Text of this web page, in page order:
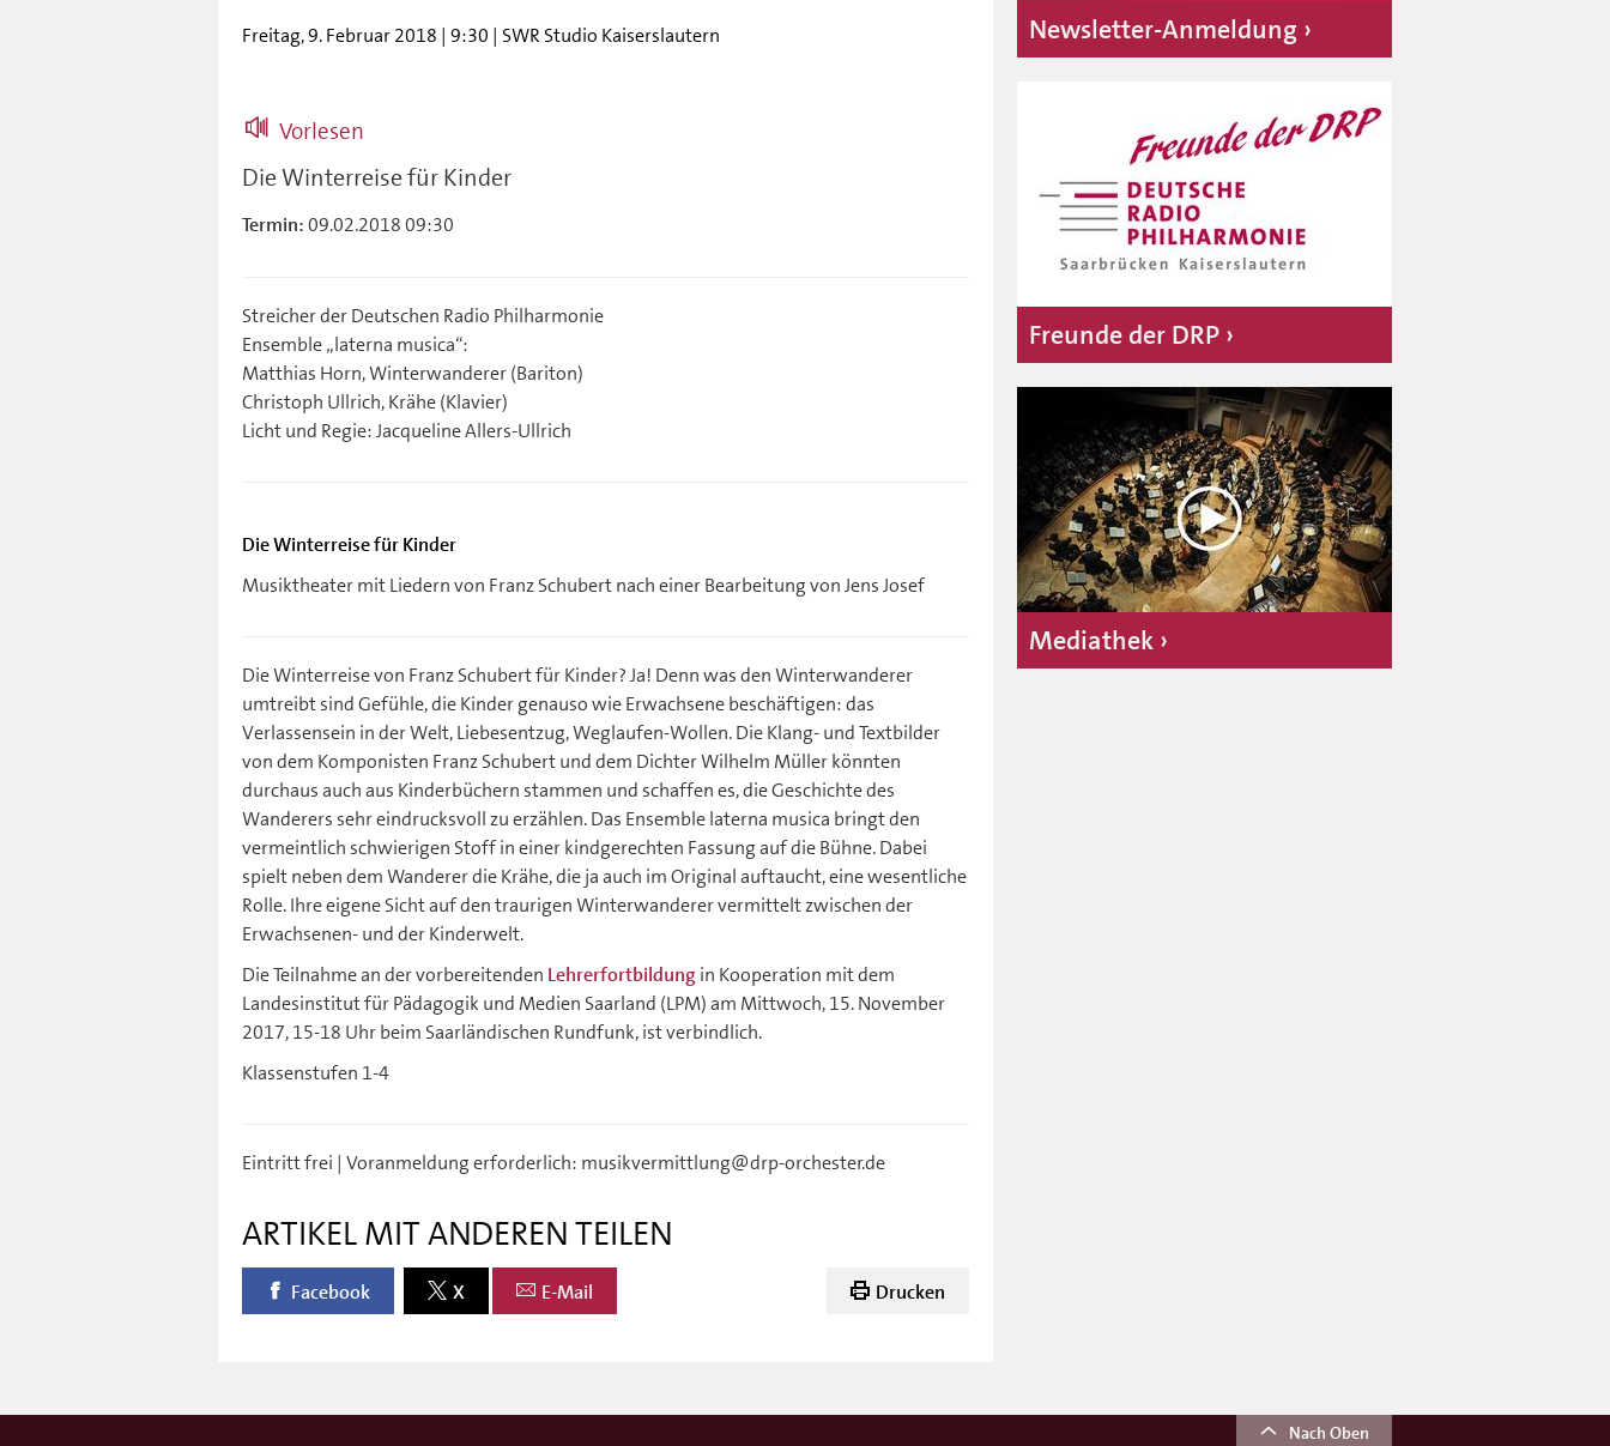
Freitag, 9. Februar 2018 | 9:30 | SWR Studio Kaiserslautern
Vorlesen
Die Winterreise für Kinder
Termin: 09.02.2018 09:30
Streicher der Deutschen Radio Philharmonie
Ensemble „laterna musica“:
Matthias Horn, Winterwanderer (Bariton)
Christoph Ullrich, Krähe (Klavier)
Licht und Regie: Jacqueline Allers-Ullrich
Die Winterreise für Kinder
Musiktheater mit Liedern von Franz Schubert nach einer Bearbeitung von Jens Josef
Die Winterreise von Franz Schubert für Kinder? Ja! Denn was den Winterwanderer
umtreibt sind Gefühle, die Kinder genauso wie Erwachsene beschäftigen: das
Verlassensein in der Welt, Liebesentzug, Weglaufen-Wollen. Die Klang- und Textbilder
von dem Komponisten Franz Schubert und dem Dichter Wilhelm Müller könnten
durchaus auch aus Kinderbüchern stammen und schaffen es, die Geschichte des
Wanderers sehr eindrucksvoll zu erzählen. Das Ensemble laterna musica bringt den
vermeintlich schwierigen Stoff in einer kindgerechten Fassung auf die Bühne. Dabei
spielt neben dem Wanderer die Krähe, die ja auch im Original auftaucht, eine wesentliche
Rolle. Ihre eigene Sicht auf den traurigen Winterwanderer vermittelt zwischen der
Erwachsenen- und der Kinderwelt.
Die Teilnahme an der vorbereitenden Lehrerfortbildung in Kooperation mit dem
Landesinstitut für Pädagogik und Medien Saarland (LPM) am Mittwoch, 15. November
2017, 15-18 Uhr beim Saarländischen Rundfunk, ist verbindlich.
Klassenstufen 1-4
Eintritt frei | Voranmeldung erforderlich: musikvermittlung@drp-orchester.de
ARTIKEL MIT ANDEREN TEILEN
Facebook X E-Mail Drucken
Newsletter-Anmeldung
Freunde der DRP
Mediathek
Nach Oben